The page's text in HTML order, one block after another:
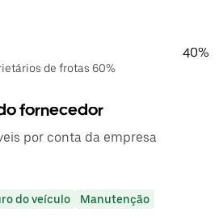
de frotas 60%
40%
fornecedor
por conta da empresa
do veículo Manutenção